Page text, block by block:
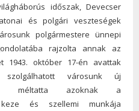
időszak, Devecser
és polgári veszteségek
polgármestere ünnepi
rajzolta annak az
1943. október 17-én avattak
városunk új
méltatta azoknak a
keze és szellemi munkája